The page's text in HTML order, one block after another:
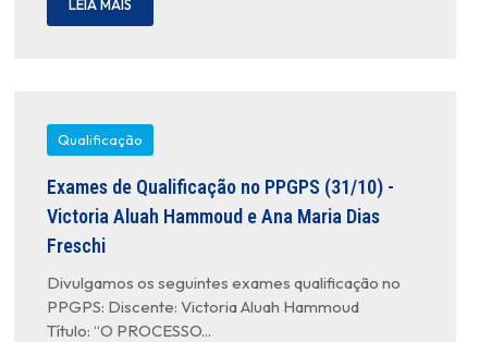
LEIA MAIS
Qualificação
Exames de Qualificação no PPGPS (31/10) -
Victoria Aluah Hammoud e Ana Maria Dias
Freschi
Divulgamos os seguintes exames qualificação no
PPGPS: Discente: Victoria Aluah Hammoud
Título: “O PROCESSO...